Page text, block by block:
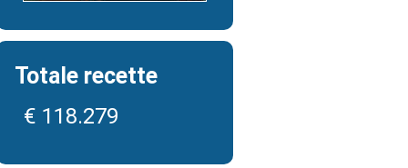
Totale recette
€ 118.279